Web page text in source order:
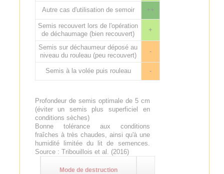
Autre cas d'utilisation de semoir ++
Semis recouvert lors de l'opération
de déchaumage (bien recouvert)
+
Semis sur déchaumeur déposé au
niveau du rouleau (peu recouvert)
-
Semis à la volée puis rouleau -
Profondeur de semis optimale de 5 cm
(éviter un semis plus superficiel en
conditions sèches)
Bonne tolérance aux conditions
fraîches à très chaudes, ainsi qu'à une
humidité limitée du lit de semences.
Source : Tribouillois et al. (2016)
Mode de destruction